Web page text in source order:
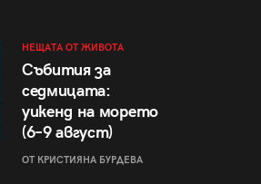
НЕЩАТА ОТ ЖИВОТА
Събития за
седмицата:
уикенд на морето
(6–9 август)
ОТ КРИСТИЯНА БУРДЕВА